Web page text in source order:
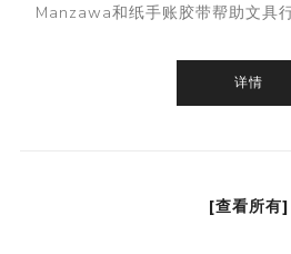
Manzawa和纸手账胶带帮助文具
详情
[查看所有]